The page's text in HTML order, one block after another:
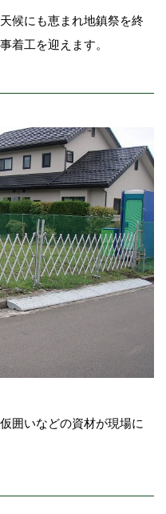
候にも恵まれ地鎮祭を終
着工を迎えます。
囲いなどの資材が現場に